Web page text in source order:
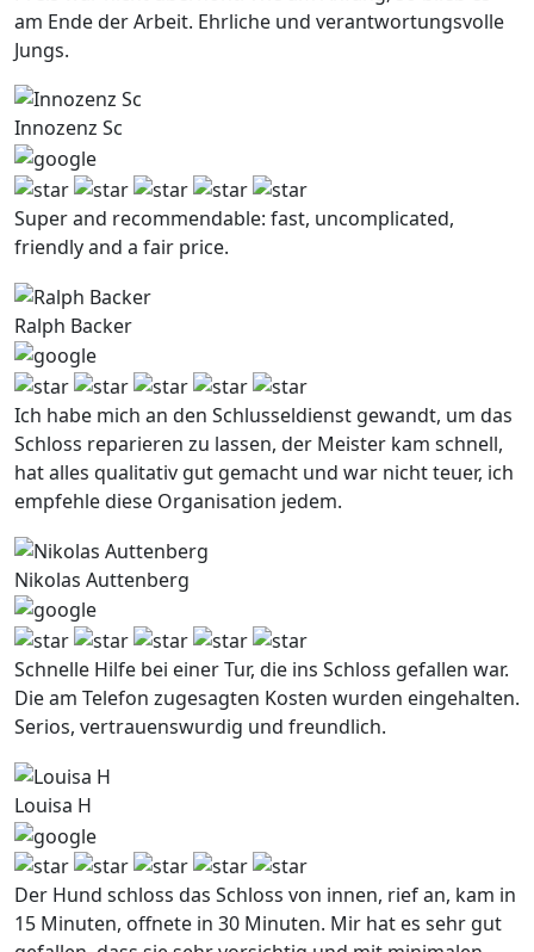
am Ende der Arbeit. Ehrliche und verantwortungsvolle
Jungs.
Innozenz Sc
Super and recommendable: fast, uncomplicated,
friendly and a fair price.
Ralph Backer
Ich habe mich an den Schlusseldienst gewandt, um das
Schloss reparieren zu lassen, der Meister kam schnell,
hat alles qualitativ gut gemacht und war nicht teuer, ich
empfehle diese Organisation jedem.
Nikolas Auttenberg
Schnelle Hilfe bei einer Tur, die ins Schloss gefallen war.
Die am Telefon zugesagten Kosten wurden eingehalten.
Serios, vertrauenswurdig und freundlich.
Louisa H
Der Hund schloss das Schloss von innen, rief an, kam in
15 Minuten, offnete in 30 Minuten. Mir hat es sehr gut